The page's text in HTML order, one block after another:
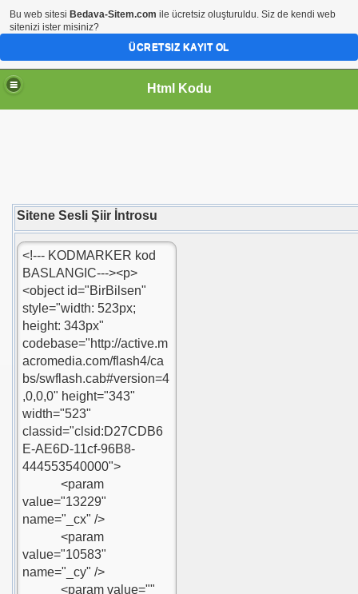
Html Kodu
Sitene Sesli Şiir İntrosu
Bu web sitesi Bedava-Sitem.com ile ücretsiz oluşturuldu. Siz de kendi web
sitenizi ister misiniz?
ÜCRETSIZ KAYIT OL